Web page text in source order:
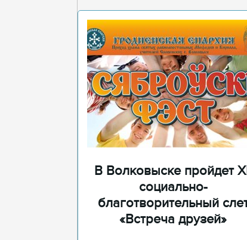
В Волковыске пройдет
социально-
благотворительный
«Встреча друзей»